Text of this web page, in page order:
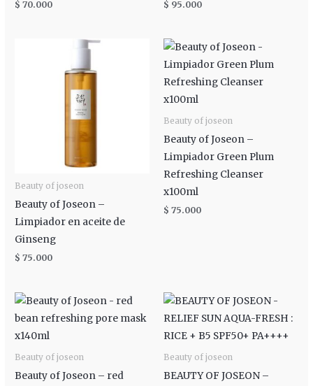
$ 70.000 $ 95.000
Beauty of joseon
Beauty of Joseon –
Limpiador en aceite de
Ginseng
$ 75.000
Beauty of joseon
Beauty of Joseon –
Limpiador Green Plum
Refreshing Cleanser
x100ml
$ 75.000
Beauty of joseon
Beauty of Joseon – red
Beauty of joseon
BEAUTY OF JOSEON –